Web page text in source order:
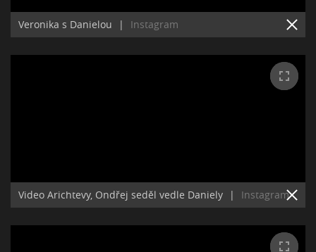
Veronika s Danielou | Instagram
Video Arichtevy, Ondřej seděl vedle Daniely | Instagram